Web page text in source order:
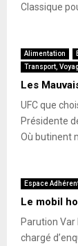
Classique
Alimentation
Transport,
Les
UFC que
Présidente
Où butinent
Espace
Le mobil
Parution
chargé